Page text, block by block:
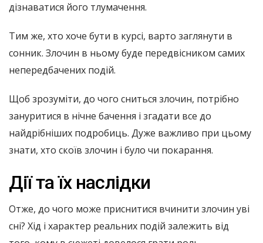
дізнаватися його тлумачення.
Тим же, хто хоче бути в курсі, варто заглянути в
сонник. Злочин в ньому буде передвісником самих
непередбачених подій.
Щоб зрозуміти, до чого сниться злочин, потрібно
зануритися в нічне бачення і згадати все до
найдрібніших подробиць. Дуже важливо при цьому
знати, хто скоїв злочин і було чи покарання.
Дії та їх наслідки
Отже, до чого може приснитися вчинити злочин уві
сні? Хід і характер реальних подій залежить від